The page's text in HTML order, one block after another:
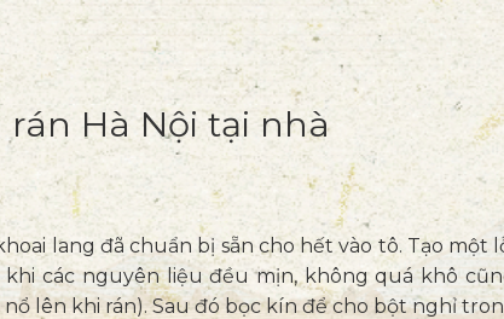
Hà Nội tại nhà
lang đã chuẩn bị sẵn cho hết vào tô. Tạo một
các nguyên liệu đều mịn, không quá khô
nổ lên khi rán). Sau đó bọc kín để cho bột nghỉ